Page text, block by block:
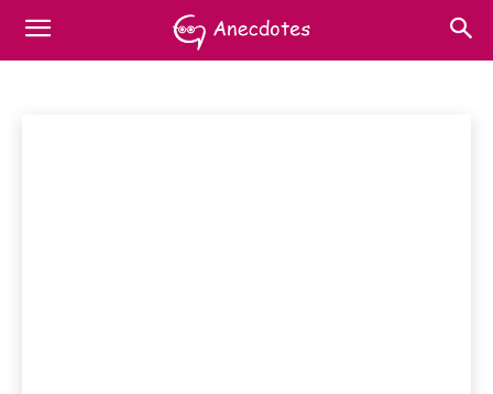
HIGT-TECH